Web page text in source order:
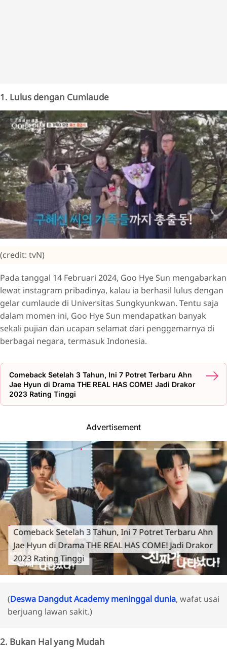
1. Lulus dengan Cumlaude
(credit: tvN)
Pada tanggal 14 Februari 2024, Goo Hye Sun mengabarkan
lewat instagram pribadinya, kalau ia berhasil lulus dengan
gelar cumlaude di Universitas Sungkyunkwan. Tentu saja
dalam momen ini, Goo Hye Sun mendapatkan banyak
sekali pujian dan ucapan selamat dari penggemarnya di
berbagai negara, termasuk Indonesia.
Comeback Setelah 3 Tahun, Ini 7 Potret Terbaru Ahn
Jae Hyun di Drama THE REAL HAS COME! Jadi Drakor
2023 Rating Tinggi
Advertisement
Comeback Setelah 3 Tahun, Ini 7 Potret Terbaru Ahn
Jae Hyun di Drama THE REAL HAS COME! Jadi Drakor
2023 Rating Tinggi
(Deswa Dangdut Academy meninggal dunia, wafat usai
berjuang lawan sakit.)
2. Bukan Hal yang Mudah